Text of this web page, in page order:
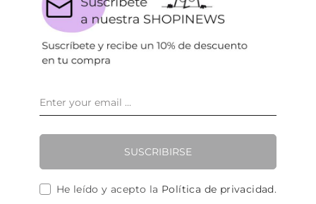
SUSCRIBIRSE
He leído y acepto la Política de privacidad.